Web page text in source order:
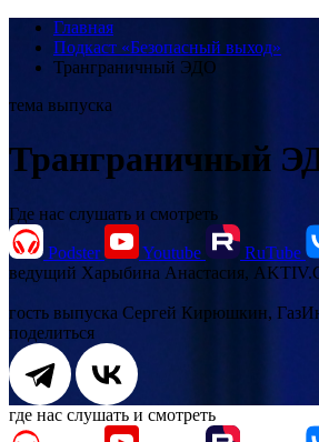
Главная
Подкаст «Безопасный выход»
Транграничный ЭДО
тема выпуска
Транграничный
Где нас слушать и смотреть
Podster Youtube RuTube
ведущий Харыбина Анастасия,
гость выпуска Сергей Кирюшкин,
поделиться
где нас слушать и смотреть